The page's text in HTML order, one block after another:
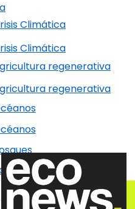
Climática
regenerativa
Climática
regenerativa